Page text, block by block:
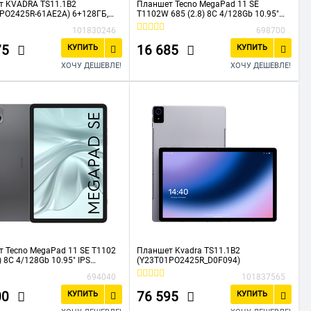
KVADRA TS11.1B2
61AE2A) 6+128ГБ,
101830246
КУПИТЬ
ХОЧУ ДЕШЕВЛЕ!
Планшет Tecno MegaPad 11 SE
T1102W 685 (2.8) 8C 4/128Gb 10.95"
IPS 1920x1200 Android 15 голубой
8Mpix 5Mpix BT WiFi microSD 1Tb
8000mAh
698700
16 685
КУПИТЬ
ХОЧУ ДЕШЕВЛЕ!
Tecno MegaPad 11 SE T1102
8C 4/128Gb 10.95" IPS
4G Android 15 серый 8Mpix
WiFi microSD 1Tb 8000mAh
694040
КУПИТЬ
Планшет Kvadra TS11.1B2
(Y23T01PO2425R_D0F094)
101837565
76 595
КУПИТЬ